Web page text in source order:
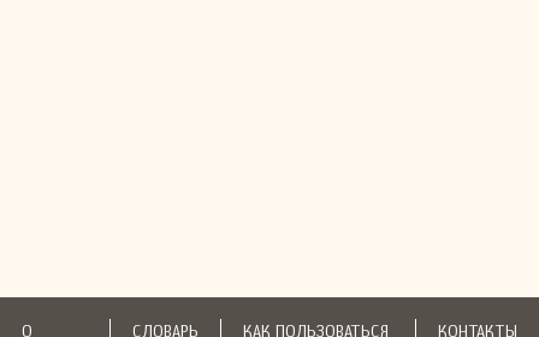
О СЛОВАРЬ КАК ПОЛЬЗОВАТЬСЯ КОНТАКТЫ